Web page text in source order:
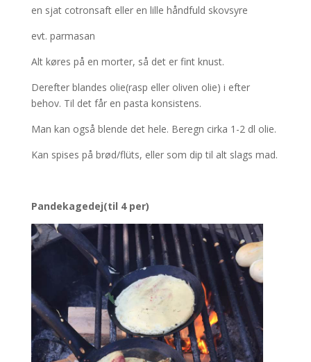
en sjat cotronsaft eller en lille håndfuld skovsyre
evt. parmasan
Alt køres på en morter, så det er fint knust.
Derefter blandes olie(rasp eller oliven olie) i efter
behov. Til det får en pasta konsistens.
Man kan også blende det hele. Beregn cirka 1-2 dl olie.
Kan spises på brød/flüts, eller som dip til alt slags mad.
Pandekagedej(til 4 per)